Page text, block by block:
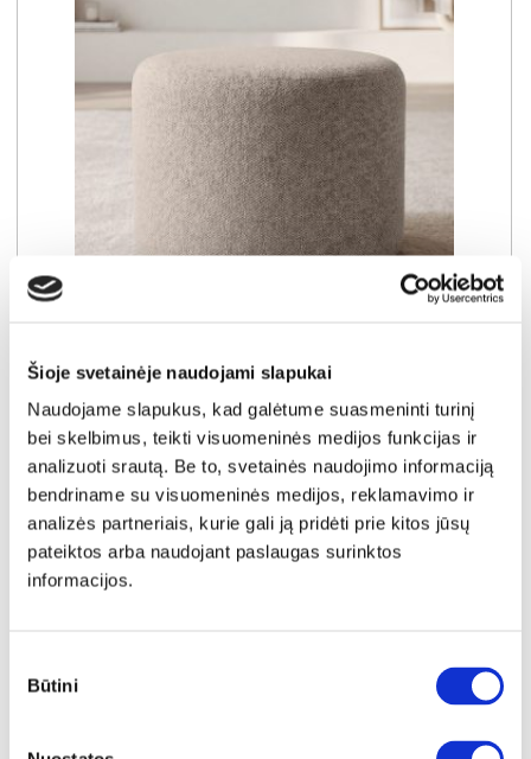
Šioje svetainėje naudojami slapukai
Naudojame slapukus, kad galėtume suasmeninti turinį
bei skelbimus, teikti visuomeninės medijos funkcijas ir
analizuoti srautą. Be to, svetainės naudojimo informaciją
bendriname su visuomeninės medijos, reklamavimo ir
analizės partneriais, kurie gali ją pridėti prie kitos jūsų
pateiktos arba naudojant paslaugas surinktos
informacijos.
pasirinkimas
Būtini
Išmatavimai:A:45cmP:60cmG:60cm
Kaina galioja individualiems
užsakymams
Skirtumas tarp užsakomų ir sandėlyje
esančių prekių kainų
Kaina galioja sandėlyje esančioms prekėms
109€